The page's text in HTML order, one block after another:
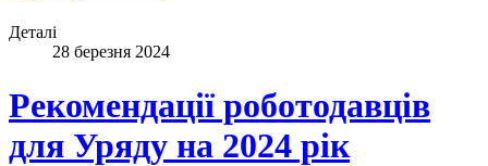
Деталі
28 березня 2024
Рекомендації роботодавців
для Уряду на 2024 рік